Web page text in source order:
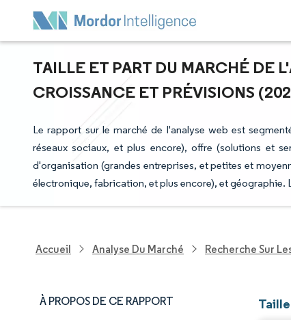
TAILLE ET PART DU MARCHÉ DE
CROISSANCE ET PRÉVISIONS
Le rapport sur le marché de l'analyse web est
réseaux sociaux, et plus encore), offre (solutions et
d'organisation (grandes entreprises, et petites et
électronique, fabrication, et plus encore), et géographie.
Accueil Analyse Du Marché Recherche Sur
À PROPOS DE CE RAPPORT